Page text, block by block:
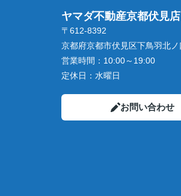
ヤマダ不動産京都伏見
〒612-8392
京都府京都市伏見区下鳥羽北
営業時間： 10:00～19:00
定休日： 水曜日
お問い合わせ